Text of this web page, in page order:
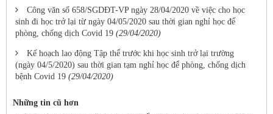
Công văn số 658/SGDĐT-VP ngày 28/04/2020 về việc cho học
sinh đi học trở lại từ ngày 04/05/2020 sau thời gian nghỉ học để
phòng, chống dịch Covid 19 (29/04/2020)
Kế hoạch lao động Tập thể trước khi học sinh trở lại trường
(ngày 04/5/2020) sau thời gian tạm nghỉ học để phòng, chống dịch
bệnh Covid 19 (29/04/2020)
Những tin cũ hơn